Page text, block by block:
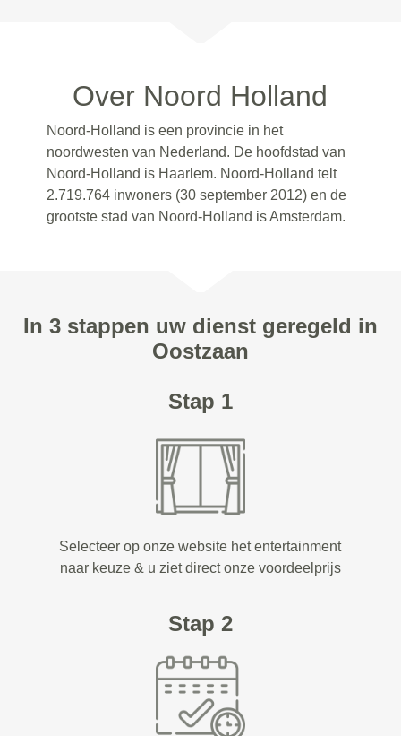
Over Noord Holland
Noord-Holland is een provincie in het
noordwesten van Nederland. De hoofdstad van
Noord-Holland is Haarlem. Noord-Holland telt
2.719.764 inwoners (30 september 2012) en de
grootste stad van Noord-Holland is Amsterdam.
In 3 stappen uw dienst geregeld in
Oostzaan
Stap 1
Selecteer op onze website het entertainment
naar keuze & u ziet direct onze voordeelprijs
Stap 2